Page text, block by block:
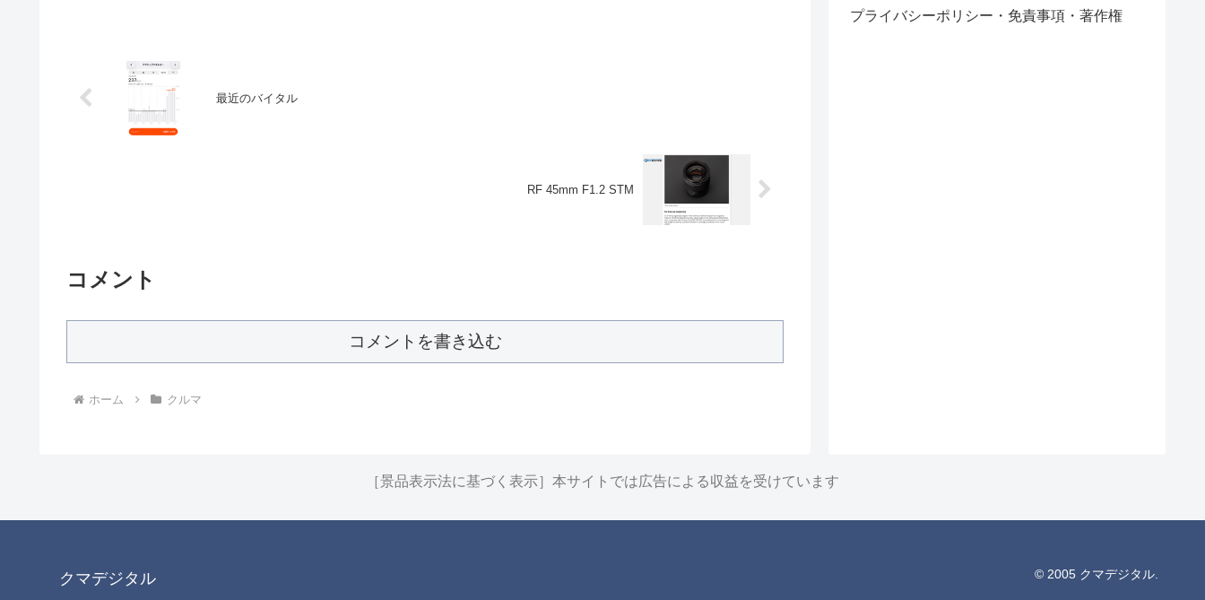
最近のバイタル
RF 45mm F1.2 STM
コメント
コメントを書き込む
ホーム クルマ
プライバシーポリシー・免責事項・著作権
［景品表示法に基づく表示］本サイトでは広告による収益を受けています
クマデジタル © 2005 クマデジタル.